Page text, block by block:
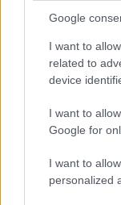
Google
I want to
related to
device
I want to
Google for
I want to
personalized